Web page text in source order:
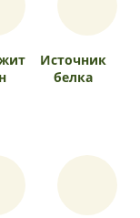
Источник
белка